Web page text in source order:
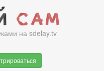
на sdelay.tv